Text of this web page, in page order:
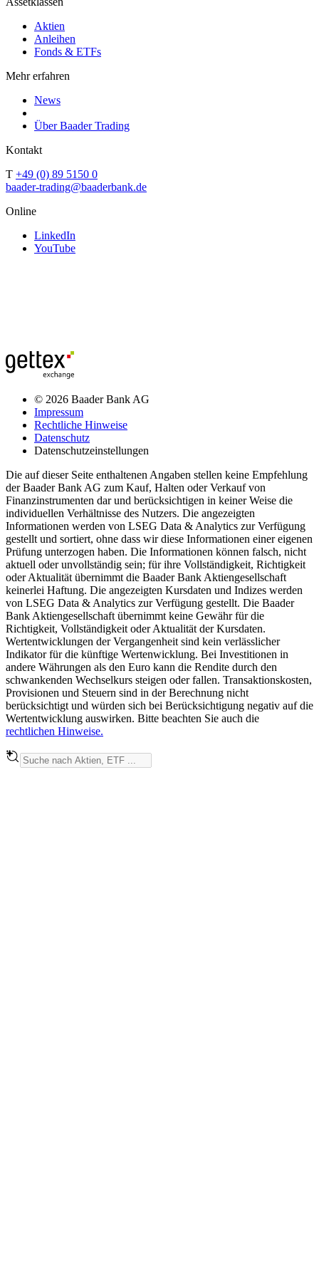
Aktien
Anleihen
Fonds & ETFs
Mehr erfahren
News
Über Baader Trading
Kontakt
T +49 (0) 89 5150 0
baader-trading@baaderbank.de
Online
LinkedIn
YouTube
© 2026 Baader Bank AG
Impressum
Rechtliche Hinweise
Datenschutz
Datenschutzeinstellungen
Die auf dieser Seite enthaltenen Angaben stellen keine Empfehlung
der Baader Bank AG zum Kauf, Halten oder Verkauf von
Finanzinstrumenten dar und berücksichtigen in keiner Weise die
individuellen Verhältnisse des Nutzers. Die angezeigten
Informationen werden von LSEG Data & Analytics zur Verfügung
gestellt und sortiert, ohne dass wir diese Informationen einer eigenen
Prüfung unterzogen haben. Die Informationen können falsch, nicht
aktuell oder unvollständig sein; für ihre Vollständigkeit, Richtigkeit
oder Aktualität übernimmt die Baader Bank Aktiengesellschaft
keinerlei Haftung. Die angezeigten Kursdaten und Indizes werden
von LSEG Data & Analytics zur Verfügung gestellt. Die Baader
Bank Aktiengesellschaft übernimmt keine Gewähr für die
Richtigkeit, Vollständigkeit oder Aktualität der Kursdaten.
Wertentwicklungen der Vergangenheit sind kein verlässlicher
Indikator für die künftige Wertenwicklung. Bei Investitionen in
andere Währungen als den Euro kann die Rendite durch den
schwankenden Wechselkurs steigen oder fallen. Transaktionskosten,
Provisionen und Steuern sind in der Berechnung nicht
berücksichtigt und würden sich bei Berücksichtigung negativ auf die
Wertentwicklung auswirken. Bitte beachten Sie auch die
rechtlichen Hinweise.